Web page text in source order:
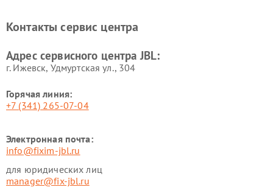
Контакты сервис центра
Адрес сервисного центра JBL:
г. Ижевск, Удмуртская ул., 304
Горячая линия:
+7 (341) 265-07-04
Электронная почта:
info@fixim-jbl.ru
для юридических лиц
manager@fix-jbl.ru